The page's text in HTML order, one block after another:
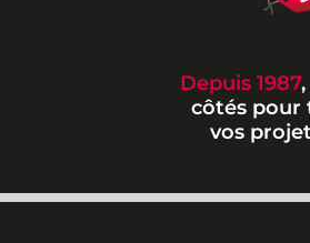
Depuis 1987
côtés pour
vos